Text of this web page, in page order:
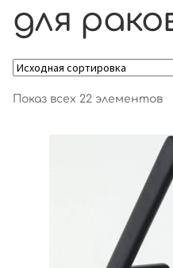
для
Показ всех 22 элементов